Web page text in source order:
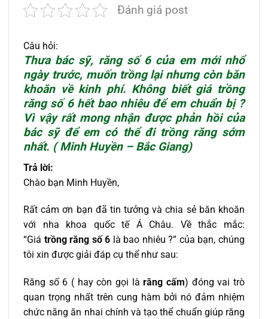
Đánh giá post
Câu hỏi:
Thưa bác sỹ, răng số 6 của em mới nhổ
ngày trước, muốn trồng lại nhưng còn băn
khoăn về kinh phí. Không biết giá trồng
răng số 6hết bao nhiêu để em chuẩn bị ?
Vì vậy rất mong nhận được phản hồi của
bác sỹ để em có thể đi trồng răng sớm
nhất. ( Minh Huyền – Bắc Giang)
Trả lời:
Chào bạn Minh Huyền,
Rất cảm ơn bạn đã tin tưởng và chia sẻ băn khoăn
với nha khoa quốc tế Á Châu. Về thắc mắc:
“Giá trồng răng số 6 là bao nhiêu ?” của bạn, chúng
tôi xin được giải đáp cụ thể như sau:
Răng số 6 ( hay còn gọi làrăng cấm) đóng vai trò
quan trọng nhất trên cung hàm bởi nó đảm nhiệm
chức năng ăn nhai chính và tạo thể chuẩn giúp răng